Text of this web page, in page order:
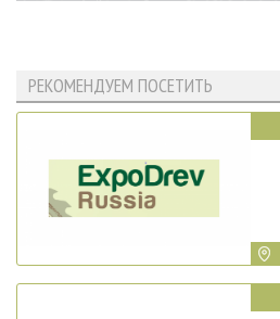
РЕКОМЕНДУЕМ ПОСЕТИТЬ